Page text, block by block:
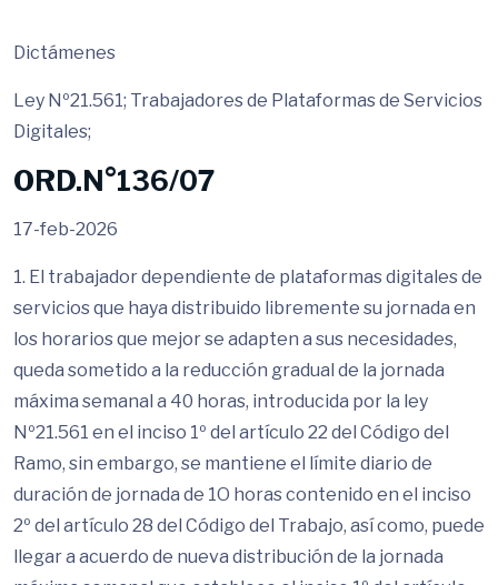
Dictámenes
Ley Nº21.561; Trabajadores de Plataformas de Servicios
Digitales;
ORD.N°136/07
17-feb-2026
1. El trabajador dependiente de plataformas digitales de
servicios que haya distribuido libremente su jornada en
los horarios que mejor se adapten a sus necesidades,
queda sometido a la reducción gradual de la jornada
máxima semanal a 40 horas, introducida por la ley
Nº21.561 en el inciso 1º del artículo 22 del Código del
Ramo, sin embargo, se mantiene el límite diario de
duración de jornada de 1O horas contenido en el inciso
2º del artículo 28 del Código del Trabajo, así como, puede
llegar a acuerdo de nueva distribución de la jornada